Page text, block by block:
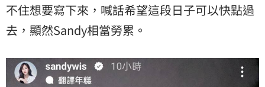
不住想要寫下來，喊話希望這段日子可以快點過
去，顯然Sandy相當勞累。